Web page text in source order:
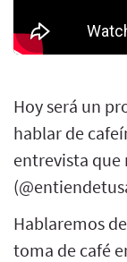
Hoy será un
hablar de
entrevista que
Hablaremos
toma de café